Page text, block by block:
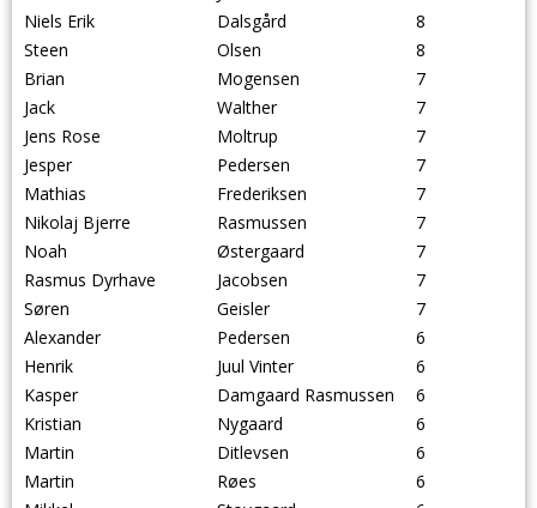
Niels Erik
Dalsgård
8
Steen
Olsen
8
Brian
Mogensen
7
Jack
Walther
7
Jens Rose
Moltrup
7
Jesper
Pedersen
7
Mathias
Frederiksen
7
Nikolaj Bjerre
Rasmussen
7
Noah
Østergaard
7
Rasmus Dyrhave
Jacobsen
7
Søren
Geisler
7
Alexander
Pedersen
6
Henrik
Juul Vinter
6
Kasper
Damgaard Rasmussen
6
Kristian
Nygaard
6
Martin
Ditlevsen
6
Martin
Røes
6